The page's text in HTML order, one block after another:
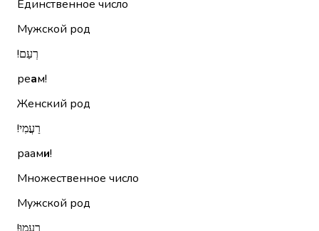
Единственное число
Мужской род
רְעַם!‏
реам!
Женский род
רַעֲמִי!‏
раами!
Множественное число
Мужской род